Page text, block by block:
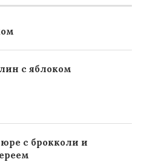
с яблоком
с брокколи и